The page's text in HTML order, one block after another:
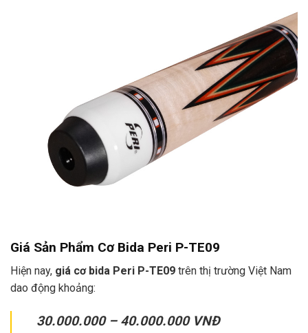
Giá Sản Phẩm Cơ Bida Peri P-TE09
Hiện nay, giá cơ bida Peri P-TE09 trên thị trường Việt Nam
dao động khoảng:
30.000.000 – 40.000.000 VNĐ